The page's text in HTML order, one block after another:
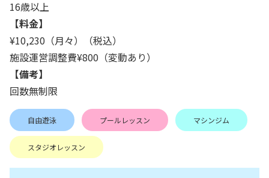
16歳以上
【料金】
¥10,230（月々）（税込）
施設運営調整費¥800（変動あり）
【備考】
回数無制限
自由遊泳 プールレッスン マシンジム
スタジオレッスン